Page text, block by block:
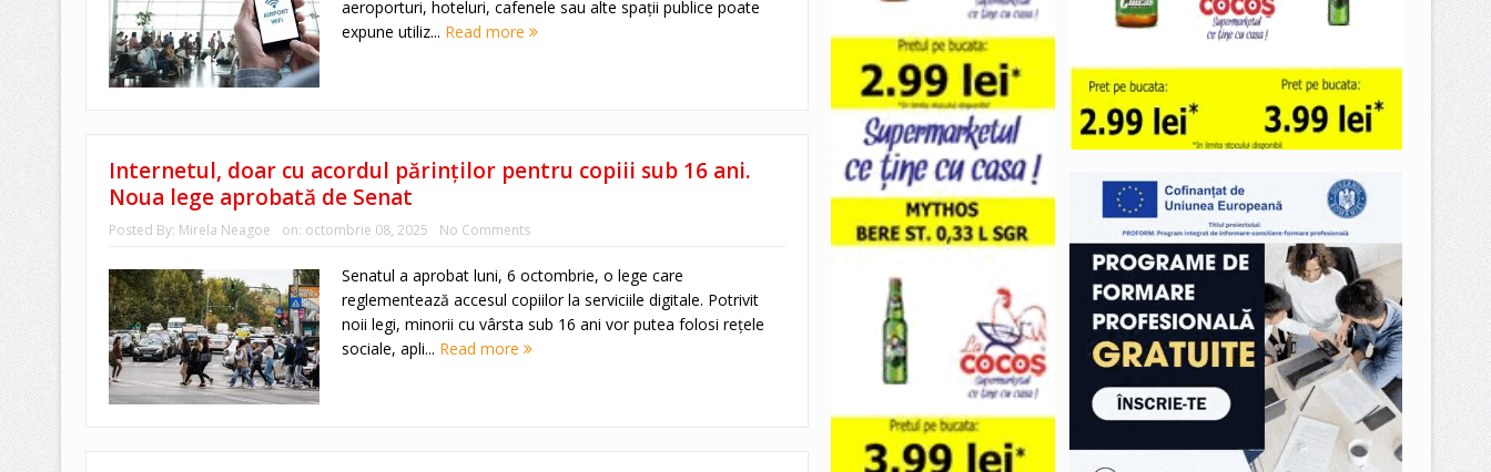
aeroporturi, hoteluri, cafenele sau alte spații publice poate
expune utiliz... Read more
Internetul, doar cu acordul părinților pentru copiii sub 16 ani.
Noua lege aprobată de Senat
Posted By: Mirela Neagoe on: octombrie 08, 2025 No Comments
Senatul a aprobat luni, 6 octombrie, o lege care
reglementează accesul copiilor la serviciile digitale. Potrivit
noii legi, minorii cu vârsta sub 16 ani vor putea folosi rețele
sociale, apli... Read more